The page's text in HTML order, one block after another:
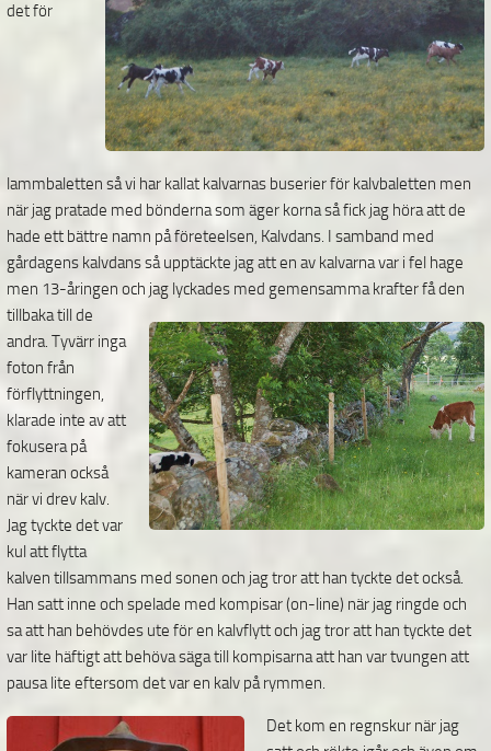
det för
lammbaletten så vi har kallat kalvarnas buserier för kalvbaletten men
när jag pratade med bönderna som äger korna så fick jag höra att de
hade ett bättre namn på företeelsen, Kalvdans. I samband med
gårdagens kalvdans så upptäckte jag att en av kalvarna var i fel hage
men 13-åringen och jag lyckades med gemensamma krafterfå den
tillbaka till de
andra. Tyvärr inga
foton från
förflyttningen,
klarade inte av att
fokusera på
kameran också
när vi drev kalv.
Jag tyckte det var
kul att flytta
kalven tillsammans med sonen och jag tror att han tyckte det också.
Han satt inne och spelade med kompisar (on-line) när jag ringde och
sa att han behövdes ute för en kalvflytt och jag tror att han tyckte det
var lite häftigt att behöva säga till kompisarna att han var tvungen att
pausa lite eftersom det var en kalv på rymmen.
Det kom en regnskur när jag